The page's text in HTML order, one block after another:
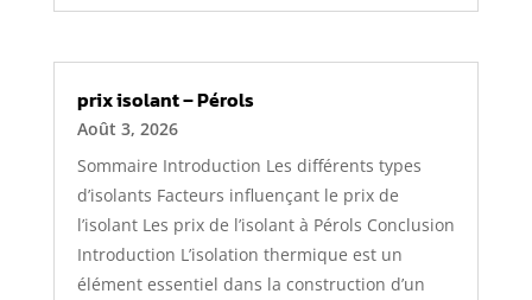
prix isolant – Pérols
Août 3, 2026
Sommaire Introduction Les différents types
d’isolants Facteurs influençant le prix de
l’isolant Les prix de l’isolant à Pérols Conclusion
Introduction L’isolation thermique est un
élément essentiel dans la construction d’un